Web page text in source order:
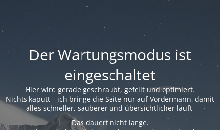
Der Wartungsmodus ist
eingeschaltet
Hier wird gerade geschraubt, gefeilt und optimiert.
Nichts kaputt – ich bringe die Seite nur auf Vordermann, damit
alles schneller, sauberer und übersichtlicher läuft.
Das dauert nicht lange.